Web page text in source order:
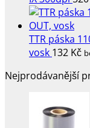
TTR páska
vosk 132 Kč
Nejprodávanější